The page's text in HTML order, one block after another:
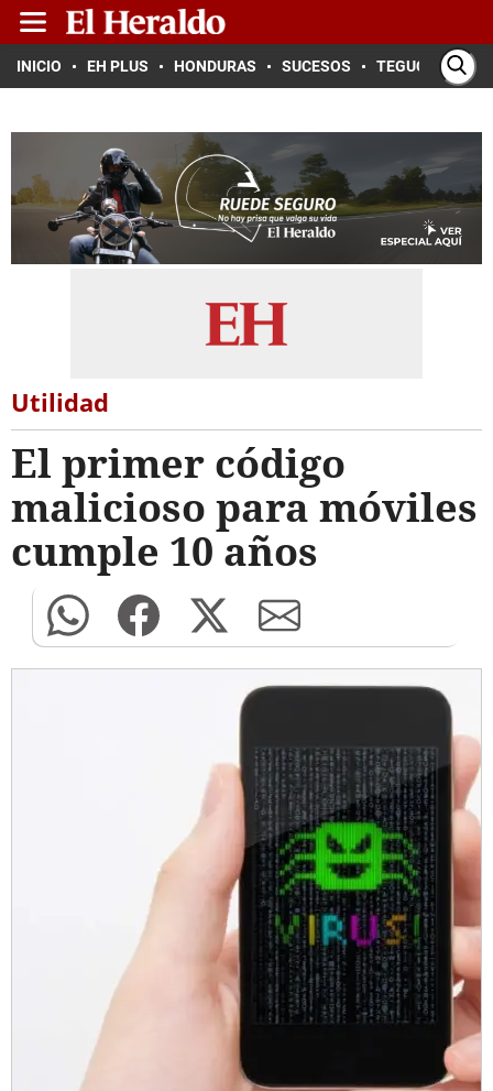
INICIO EH PLUS HONDURAS SUCESOS TEGUCIGALPA
Utilidad
El primer código
malicioso para móviles
cumple 10 años